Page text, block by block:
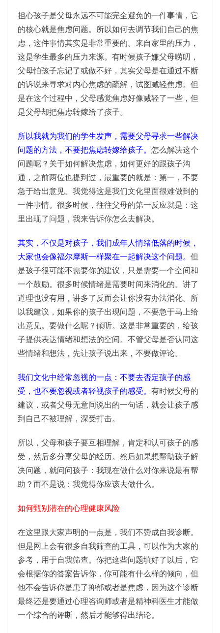
担心孩子是父母永远不可能完全避免的一件事情，它
的核心就是焦虑问题。所以如何去调节我们自己的焦
虑，这件事情其实是非常重要的。来自家里的压力，
这是学生最多的压力来源。有时候孩子嫌父母唠叨，
父母怕孩子忘记了或做不好，其实父母是在通过不断
的诉说来寻求对内心焦虑的疏解，试图减轻焦虑。但
是在这个过程中，父母感觉焦虑好像减轻了一些，但
是父母却把焦虑转嫁给了孩子。
所以我就为我们的学生发声，需要父母寻求一些解决
问题的方法，不要把焦虑转嫁给孩子。 怎么解决这个
问题呢？关于如何解决焦虑，如何更好的跟孩子沟
通，之前两位也提到过，最重要的就是：第一，不要
急于给出意见。我觉得这是我们文化里面很难做到的
一件事情。很多时候，往往父母的第一反应就是：这
里出现了问题，我来告诉你怎么去解决。
其实，不仅是对孩子，我们成年人情绪低落的时候，
大家也会像福尔摩斯一样聚在一起解决这个问题。 但
是孩子很可能不需要你的建议，只是需要一个空间和
一个鼓励。很多时候情绪是需要时间来消化的。讲了
道理也没有用，讲多了反而会让你没有办法消化。所
以我建议，如果你的孩子出现问题，不要急于马上给
出意见。要做什么呢？倾听。这是非常重要的，给孩
子提供表达情绪和想法的空间。不管父母是否认同这
些情绪和想法，先让孩子说出来，不要做评论。
我们文化中经常忽视的一点：不要去否定孩子的感
受，也不要忽视或者轻视孩子的感受。 有时候父母的
建议，或者父母无意间说出的一句话，就会让孩子感
到自己不被理解，深受打击。
所以，父母和孩子要互相理解，肯定和认可孩子的感
受，然后多分享父母的经历。然后如果想帮助孩子解
决问题，就问问孩子：我现在做什么对你来说最有帮
助？而不是说：我觉得你应该去做什么。
如何甄别潜在的心理健康风险
在这里跟大家声明的一点是，我们不赞成自我诊断。
但是网上会有很多自我筛查的工具，可以作为大家的
参考，用于自我筛查。你把这些问题填好了以后，它
会根据你的答案告诉你，你可能有什么样的倾向，但
他不会告诉你是患了抑郁或者是焦虑，因为这个诊断
最终还是要通过心理咨询师或者是精神科医生才能做
一个综合的评断，然后才能够得出结论。